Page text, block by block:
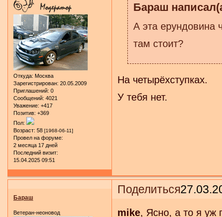
Откуда: Москва
Зарегистрирован: 20.05.2009
Приглашений: 0
Сообщений: 4021
Уважение: +417
Позитив: +369
Пол:
Возраст: 58 [1968-06-11]
Провел на форуме:
2 месяца 17 дней
Последний визит:
15.04.2025 09:51
Бараш
А эта ерундовина
там стоит?
На четырёхступках.
У тебя нет.
Поделиться
Бараш
Ветеран-неоновод mike, Ясно, а то я уж